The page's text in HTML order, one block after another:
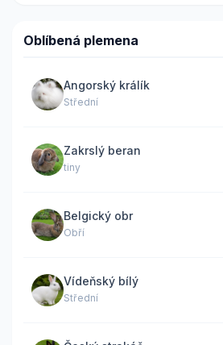
Oblíbená plemena
Angorský králík
Střední
Zakrslý beran
tiny
Belgický obr
Obří
Vídeňský bílý
Střední